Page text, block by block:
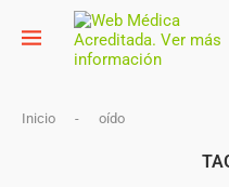
Inicio - oído